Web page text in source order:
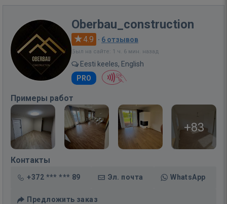
Oberbau_construction
4.9 · 6 отзывов
Был на сайте: 1 ч. 6 мин. назад
Eesti keeles, English
PRO
Примеры работ
+83
Контакты
+372 *** *** 89 Эл. почта WhatsApp
Предложить заказ